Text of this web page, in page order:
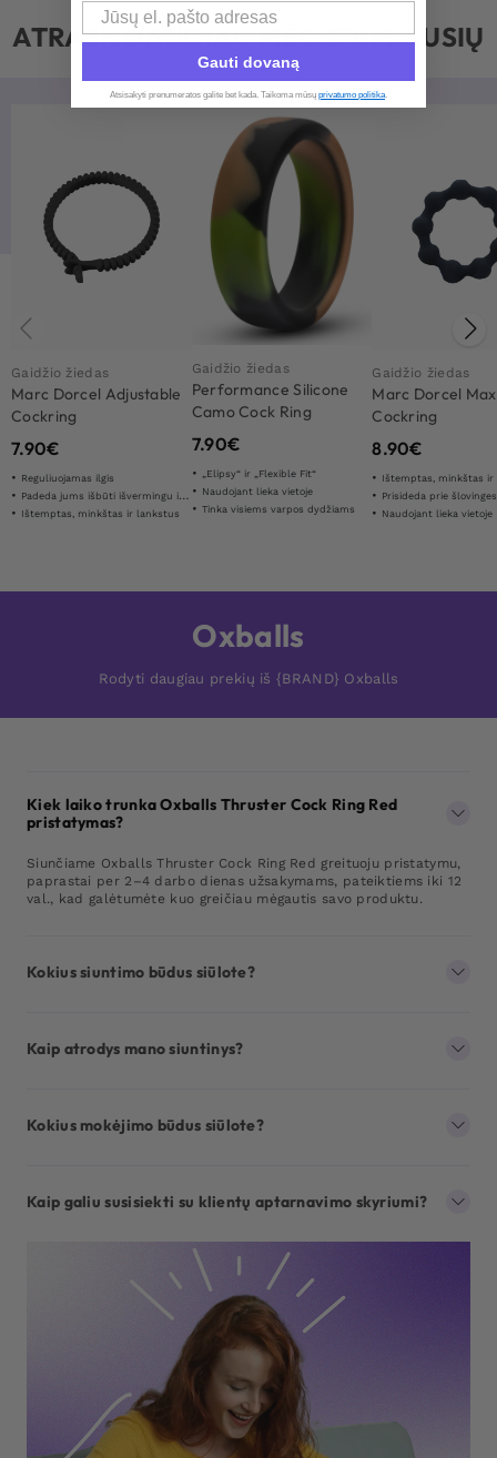
ATRASK DAUGIAU MĖGSTAMIAUSIŲ
Gaidžio žiedas
Marc Dorcel Adjustable
Cockring
7.90€
Reguliuojamas ilgis
Padeda jums išbūti išvermingu ilgiau
Ištemptas, minkštas ir lankstus
Gaidžio žiedas
Performance Silicone
Camo Cock Ring
7.90€
„Elipsy“ ir „Flexible Fit“
Naudojant lieka vietoje
Tinka visiems varpos dydžiams
Gaidžio žiedas
Marc Dorcel
Cockring
8.90€
Ištemptas, minkštas
Prisideda prie
Naudojant lieka vietoje
Oxballs
Rodyti daugiau prekių iš {BRAND} Oxballs
Kiek laiko trunka Oxballs Thruster Cock Ring Red
pristatymas?
Siunčiame Oxballs Thruster Cock Ring Red greituoju pristatymu,
paprastai per 2–4 darbo dienas užsakymams, pateiktiems iki 12
val., kad galėtumėte kuo greičiau mėgautis savo produktu.
Kokius siuntimo būdus siūlote?
Kaip atrodys mano siuntinys?
Kokius mokėjimo būdus siūlote?
Kaip galiu susisiekti su klientų aptarnavimo skyriumi?
Email
Gauti dovaną
Atsisakyti prenumeratos galite bet kada. Taikoma mūsų privatumo politika.​